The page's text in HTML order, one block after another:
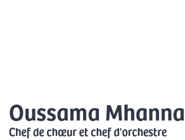
Oussama Mhanna
Chef de chœur et chef d'orchestre